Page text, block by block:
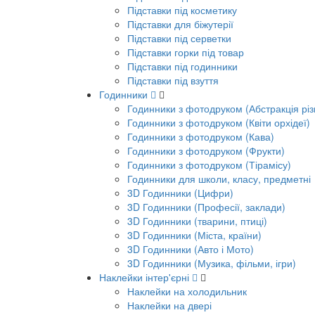
Підставки під косметику
Підставки для біжутерії
Підставки під серветки
Підставки горки під товар
Підставки під годинники
Підставки під взуття
Годинники
Годинники з фотодруком (Абстракція
Годинники з фотодруком (Квіти орхідеї)
Годинники з фотодруком (Кава)
Годинники з фотодруком (Фрукти)
Годинники з фотодруком (Тірамісу)
Годинники для школи, класу, предметні
3D Годинники (Цифри)
3D Годинники (Професії, заклади)
3D Годинники (тварини, птиці)
3D Годинники (Міста, країни)
3D Годинники (Авто і Мото)
3D Годинники (Музика, фільми, ігри)
Наклейки інтер'єрні
Наклейки на холодильник
Наклейки на двері